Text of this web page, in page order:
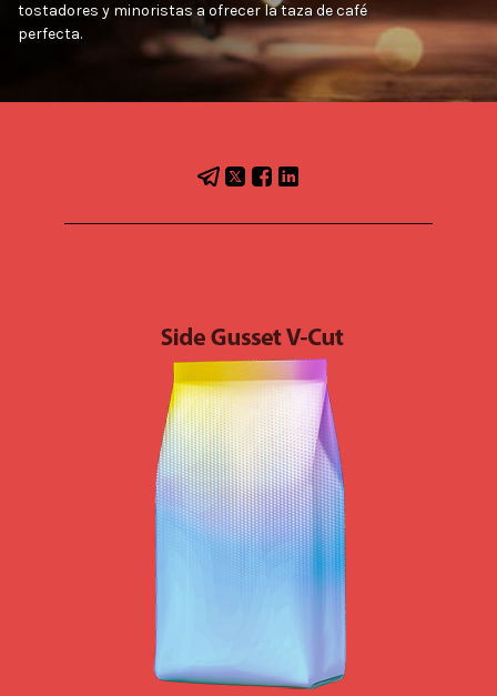
tostadores y minoristas a ofrecer la taza de café
perfecta.